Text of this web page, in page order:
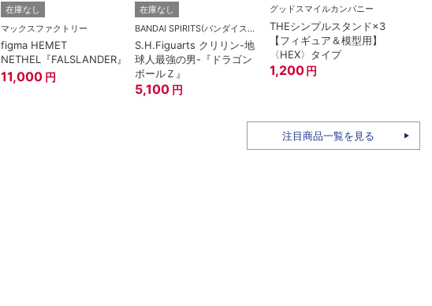
在庫なし
マックスファクトリー
figma HEMET
NETHEL『FALSLANDER』
11,000 円
在庫なし
BANDAI SPIRITS(バンダイスピリッツ)
S.H.Figuarts クリリン-地
球人最強の男-『ドラゴン
ボールＺ』
5,100 円
グッドスマイルカンパニー
THEシンプルスタンド×3
【フィギュア＆模型用】
〈HEX〉タイプ
1,200 円
注目商品一覧を見る